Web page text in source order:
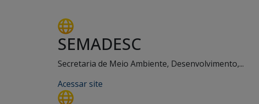
SEMADESC
Secretaria de Meio Ambiente, Desenvolvimento,...
Acessar site